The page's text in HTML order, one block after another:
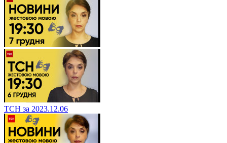
ТСН за 2023.12.06